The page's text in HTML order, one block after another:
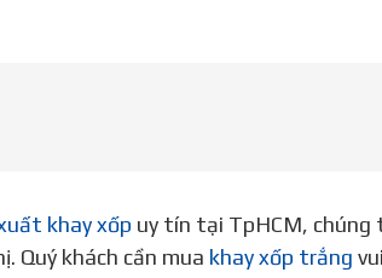
khay xốp uy tín tại TpHCM, chúng
Quý khách cần mua khay xốp trắng